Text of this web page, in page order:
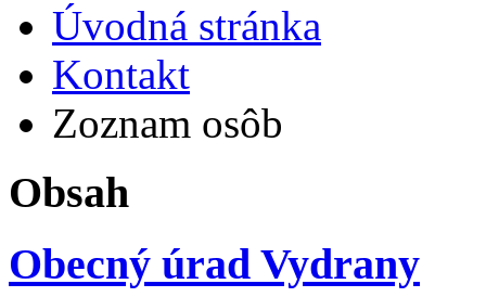
Úvodná stránka
Kontakt
Zoznam osôb
Obsah
Obecný úrad Vydrany